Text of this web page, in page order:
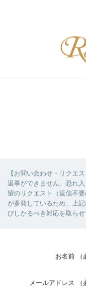
【お問い合わせ・リクエ
返事ができません。恐れ
望のリクエスト（返信不
が多発しているため、上
びしかるべき対応を取らせ
お名前 （
メールアドレス （